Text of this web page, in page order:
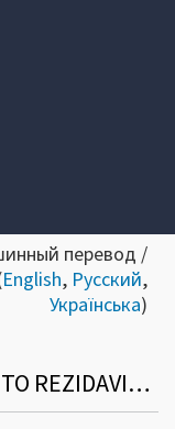
перевод /
English, Русский,
Українська)
DĖL PORTUGALIJOS REZIDENTO REZIDAVIMO VIETĄ PATVIRTINANČIOS PAŽYMOS